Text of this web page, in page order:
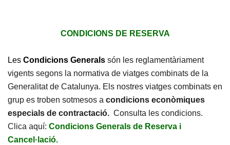
CONDICIONS DE RESERVA
Les Condicions Generals són les reglamentàriament
vigents segons la normativa de viatges combinats de la
Generalitat de Catalunya. Els nostres viatges combinats en
grup es troben sotmesos a condicions econòmiques
especials de contractació. Consulta les condicions.
Clica aquí: Condicions Generals de Reserva i
Cancel·lació.